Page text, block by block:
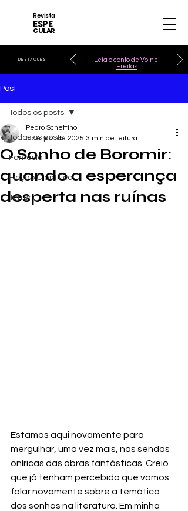
Revista
ESPE
CULAR
DESTAQUES
Leia o conto de Volnei
Freitas
Post
Todos os posts
Fantasia
Ficção Científica
Terror
Todos os posts
O Sonho de Boromir:
quando a esperança
desperta nas ruínas
Pedro Schettino
3 de nov. de 2025 3 min de leitura
Estamos aqui novamente para
mergulhar, uma vez mais, nas sendas
oníricas das obras fantásticas. Creio
que já tenham percebido que vamos
falar novamente sobre a temática
dos sonhos na literatura. Em minha